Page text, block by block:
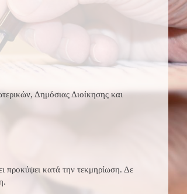
Δημόσιας Διοίκησης και
προκύψει κατά την τεκμηρίωση. Δε